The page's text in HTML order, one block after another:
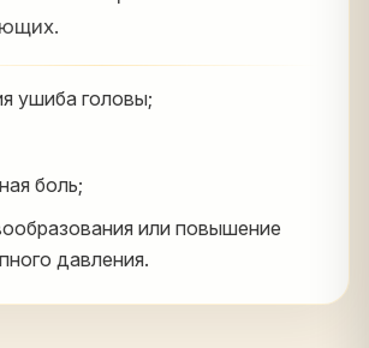
ушиба головы;
боль;
или повышение
давления.